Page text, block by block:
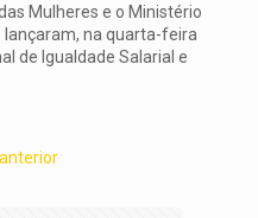
Mulheres e o Ministério
lançaram, na quarta-feira
de Igualdade Salarial e